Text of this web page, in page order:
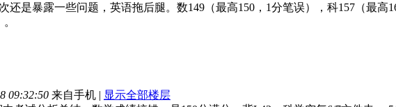
还是暴露一些问题，英语拖后腿。数149（最高150，1分笔误），科157（最高
09:32:50 来自手机 | 显示全部楼层